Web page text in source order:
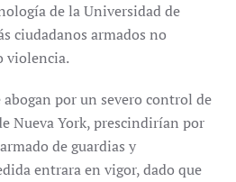
de la Universidad de
ciudadanos armados no
violencia.
por un severo control de
Nueva York, prescindirían por
de guardias y
entrara en vigor, dado que